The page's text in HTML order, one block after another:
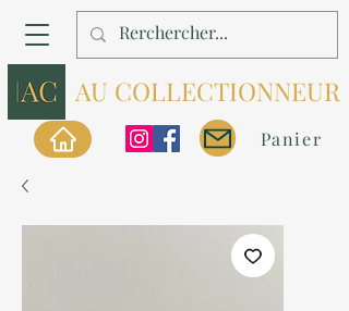
AU COLLECTIONNEUR
Panier